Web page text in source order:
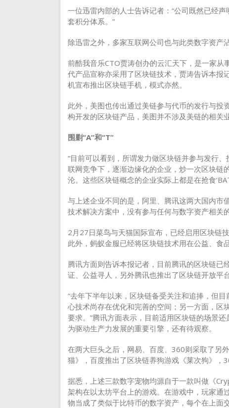
一位迅雷内部的人士告诉记者：“公司既然已经
套积分体系。”
除迅雷之外，多家互联网公司也与此类数字资产沾
前酷我音乐CTO贾涛创办的云汇天下，是一家
代产品宣称亦采用了区块链技术，贾涛告诉本
机宣布推出区块链手机，模式亦然。
此外，美图也传出通过美链参与代币的发行与
构开发的区块链产品，美图并不涉及美链的相关
围剿“A”和“T”
“目前可以看到，所谓发力做区块链并参与发行
联网竞争下，逐渐边缘化的企业，炒一次区块链
沦。这些区块链概念的企业实际上都是在抢食
与上述企业不同的是，阿里、腾讯这两大国内市
技术解决方案中，没有参与任何与数字资产相关
2月27日菜鸟与天猫国际宣布，已经启用区块链
此外，蚂蚁金服已经将区块链技术用在公益、食
腾讯方面则告诉本报记者，目前腾讯的区块链
证、公益寻人，另外腾讯也推出了区块链开放平台
“去年下半年以来，区块链备受关注和追捧，但
心技术尚存在优化和完善的空间；另一方面，区
要求。”腾讯方面表示，目前适用区块链的场景
为驱动生产力发展的重要引擎，还有待观察。
在两大巨头之后，网易、百度、360则采取了另
猫》，百度推出了区块链养狗游戏《莱次狗》，
据悉，上述三款数字宠物均源自于一款叫做《
架构在以太坊平台上的游戏。在游戏中，玩家通
物当成了类似于比特币的数字资产，每个在上面